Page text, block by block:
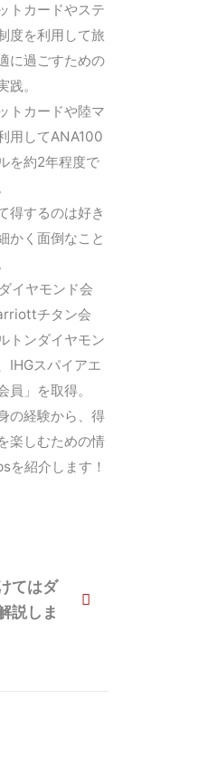
トカードやステ
度を利用して旅
に過ごすための
践。
トカードや陸マ
用してANA100
を約2年程度で
得するのは好き
かく面倒なこと
イヤモンド会
チタン会
トンダイヤモン
IHGスパイアエ
員」を取得。
の経験から、得
楽しむための情
を紹介します！
てはダ
説しま